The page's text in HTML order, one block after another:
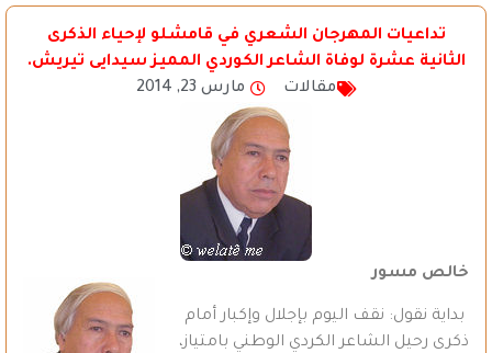
تداعيات المهرجان الشعري في قامشلو لإحياء الذكرى
الثانية عشرة لوفاة الشاعر الكوردي المميز سيدايى تيريش.
مقالات
مارس 23, 2014
خالص مسور
بداية نقول: نقف اليوم بإجلال وإكبار أمام
ذكرى رحيل الشاعر الكردي الوطني بامتياز،